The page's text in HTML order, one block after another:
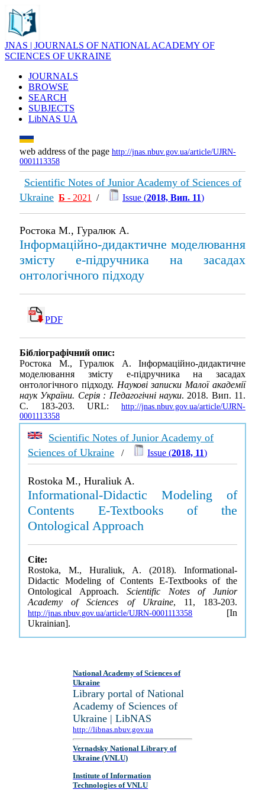
JNAS | JOURNALS OF NATIONAL ACADEMY OF
SCIENCES OF UKRAINE
JOURNALS
BROWSE
SEARCH
SUBJECTS
LibNAS UA
web address of the page http://jnas.nbuv.gov.ua/article/UJRN-
0001113358
Scientific Notes of Junior Academy of Sciences of
Ukraine Б - 2021 / Issue (2018, Вип. 11)
Ростока М., Гуралюк А.
Інформаційно-дидактичне моделювання
змісту е-підручника на засадах
онтологічного підходу
PDF
Бібліографічний опис:
Ростока М., Гуралюк А. Інформаційно-дидактичне
моделювання змісту е-підручника на засадах
онтологічного підходу. Наукові записки Малої академії
наук України. Серія : Педагогічні науки. 2018. Вип. 11.
С. 183-203. URL: http://jnas.nbuv.gov.ua/article/UJRN-
0001113358
Scientific Notes of Junior Academy of
Sciences of Ukraine / Issue (2018, 11)
Rostoka M., Huraliuk A.
Informational-Didactic Modeling of
Contents E-Textbooks of the
Ontological Approach
Cite:
Rostoka, M., Huraliuk, A. (2018). Informational-
Didactic Modeling of Contents E-Textbooks of the
Ontological Approach.Scientific Notes of Junior
Academy of Sciences of Ukraine, 11, 183-203.
http://jnas.nbuv.gov.ua/article/UJRN-0001113358 [In
Ukrainian].
National Academy of Sciences of
Ukraine
Library portal of National
Academy of Sciences of
Ukraine | LibNAS
http://libnas.nbuv.gov.ua
Vernadsky National Library of
Ukraine (VNLU)
Institute of Information
Technologies of VNLU